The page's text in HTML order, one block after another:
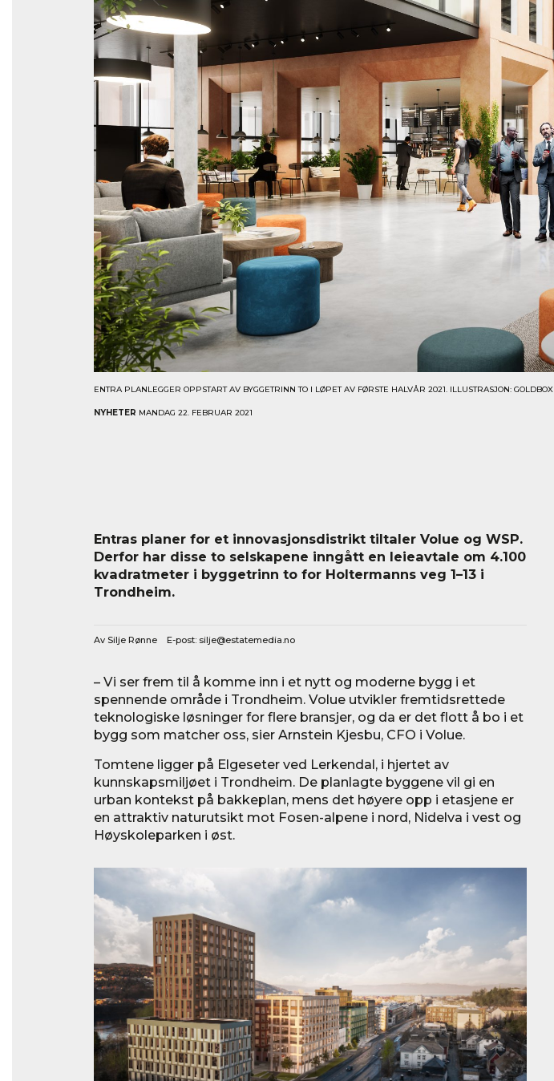
ENTRA PLANLEGGER OPPSTART AV BYGGETRINN TO I LØPET AV FØRSTE HALVÅR 2021. ILLUSTRASJON: GOLDBOX
NYHETER MANDAG 22. FEBRUAR 2021
Entras planer for et innovasjonsdistrikt tiltaler Volue og WSP.
Derfor har disse to selskapene inngått en leieavtale om 4.100
kvadratmeter i byggetrinn to for Holtermanns veg 1–13 i
Trondheim.
Av Silje Rønne E-post: silje@estatemedia.no
– Vi ser frem til å komme inn i et nytt og moderne bygg i et
spennende område i Trondheim. Volue utvikler fremtidsrettede
teknologiske løsninger for flere bransjer, og da er det flott å bo i et
bygg som matcher oss, sier Arnstein Kjesbu, CFO i Volue.
Tomtene ligger på Elgeseter ved Lerkendal, i hjertet av
kunnskapsmiljøet i Trondheim. De planlagte byggene vil gi en
urban kontekst på bakkeplan, mens det høyere opp i etasjene er
en attraktiv naturutsikt mot Fosen-alpene i nord, Nidelva i vest og
Høyskoleparken i øst.